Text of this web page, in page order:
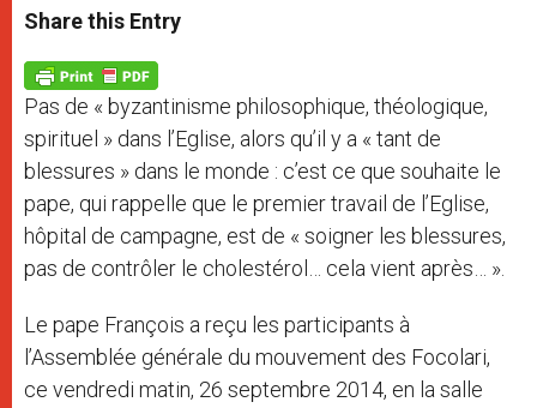
t
s
p
p
s
e
g
e
r
e
b
o
k
Share this Entry
Pas de « byzantinisme philosophique, théologique,
spirituel » dans l’Eglise, alors qu’il y a « tant de
blessures » dans le monde : c’est ce que souhaite le
pape, qui rappelle que le premier travail de l’Eglise,
hôpital de campagne, est de « soigner les blessures,
pas de contrôler le cholestérol… cela vient après… ».
Le pape François a reçu les participants à
l’Assemblée générale du mouvement des Focolari,
ce vendredi matin, 26 septembre 2014, en la salle